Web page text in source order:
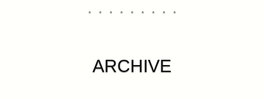
・・・・・・・・・
ARCHIVE